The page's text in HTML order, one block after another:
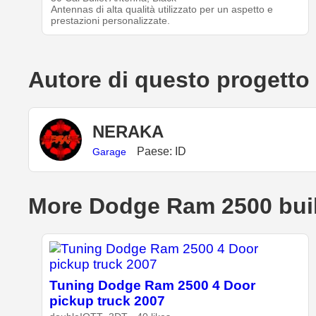
Antennas di alta qualità utilizzato per un aspetto e
prestazioni personalizzate.
Autore di questo progetto
NERAKA
Garage Paese: ID
More Dodge Ram 2500
Tuning Dodge Ram 2500 4 Door
pickup truck 2007